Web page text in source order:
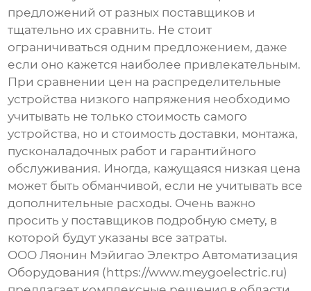
предложений от разных поставщиков и
тщательно их сравнить. Не стоит
ограничиваться одним предложением, даже
если оно кажется наиболее привлекательным.
При сравнении цен на распределительные
устройства низкого напряжения необходимо
учитывать не только стоимость самого
устройства, но и стоимость доставки, монтажа,
пусконаладочных работ и гарантийного
обслуживания. Иногда, кажущаяся низкая цена
может быть обманчивой, если не учитывать все
дополнительные расходы. Очень важно
просить у поставщиков подробную смету, в
которой будут указаны все затраты.
ООО Ляонин Мэйигао Электро Автоматизация
Оборудования (https://www.meygoelectric.ru)